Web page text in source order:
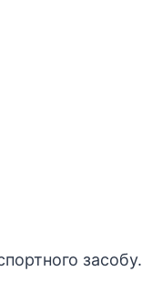
засобу.